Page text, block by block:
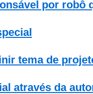
por robô
tema de
através da